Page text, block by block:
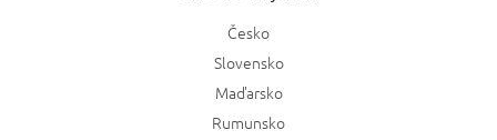
Česko
Slovensko
Maďarsko
Rumunsko